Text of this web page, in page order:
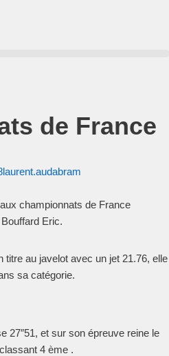
de France
laurent.audabram
championnats de France
Eric.
au javelot avec un jet 21.76, elle
sa catégorie.
27″51, et sur son épreuve reine le
4 ème .